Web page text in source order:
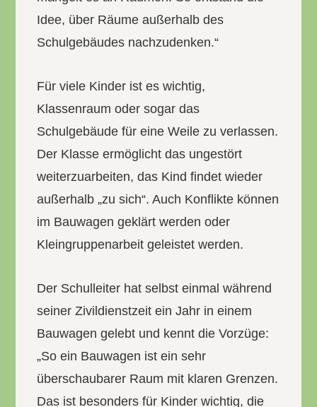
Idee, über Räume außerhalb des
Schulgebäudes nachzudenken.“
Für viele Kinder ist es wichtig,
Klassenraum oder sogar das
Schulgebäude für eine Weile zu verlassen.
Der Klasse ermöglicht das ungestört
weiterzuarbeiten, das Kind findet wieder
außerhalb „zu sich“. Auch Konflikte können
im Bauwagen geklärt werden oder
Kleingruppenarbeit geleistet werden.
Der Schulleiter hat selbst einmal während
seiner Zivildienstzeit ein Jahr in einem
Bauwagen gelebt und kennt die Vorzüge:
„So ein Bauwagen ist ein sehr
überschaubarer Raum mit klaren Grenzen.
Das ist besonders für Kinder wichtig, die